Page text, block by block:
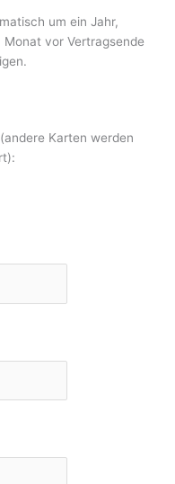
um ein Jahr,
vor Vertragsende
Karten werden